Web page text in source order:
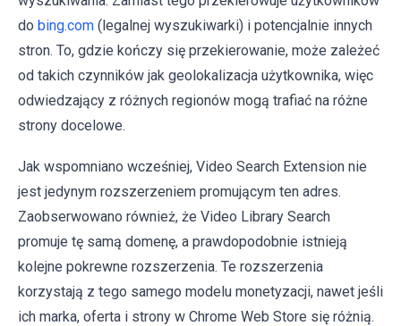
do bing.com (legalnej wyszukiwarki) i potencjalnie innych
stron. To, gdzie kończy się przekierowanie, może zależeć
od takich czynników jak geolokalizacja użytkownika, więc
odwiedzający z różnych regionów mogą trafiać na różne
strony docelowe.
Jak wspomniano wcześniej, Video Search Extension nie
jest jedynym rozszerzeniem promującym ten adres.
Zaobserwowano również, że Video Library Search
promuje tę samą domenę, a prawdopodobnie istnieją
kolejne pokrewne rozszerzenia. Te rozszerzenia
korzystają z tego samego modelu monetyzacji, nawet jeśli
ich marka, oferta i strony w Chrome Web Store się różnią.